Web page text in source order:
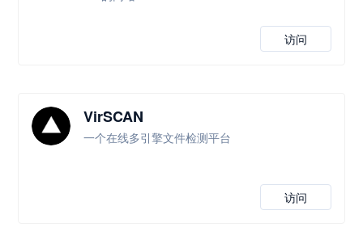
访问
VirSCAN
一个在线多引擎文件检测平台
访问